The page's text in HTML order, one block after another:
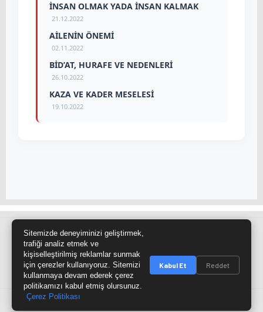
İNSAN OLMAK YADA İNSAN KALMAK
21.12.2022
AİLENİN ÖNEMİ
02.11.2022
BİD’AT, HURAFE VE NEDENLERİ
26.10.2022
KAZA VE KADER MESELESİ
19.10.2022
Site Haritası RSS Kaynağı
@cumra_postasi
Sitemizde deneyiminizi geliştirmek,
trafiği analiz etmek ve
kişiselleştirilmiş reklamlar sunmak
için çerezler kullanıyoruz. Sitemizi
kullanmaya devam ederek çerez
politikamızı kabul etmiş olursunuz.
Çerez Politikası
Kabul Et Reddet